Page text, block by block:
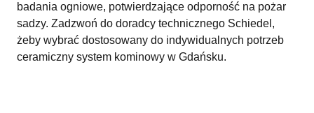
badania ogniowe, potwierdzające odporność na pożar
sadzy. Zadzwoń do doradcy technicznego Schiedel,
żeby wybrać dostosowany do indywidualnych potrzeb
ceramiczny system kominowy w Gdańsku.